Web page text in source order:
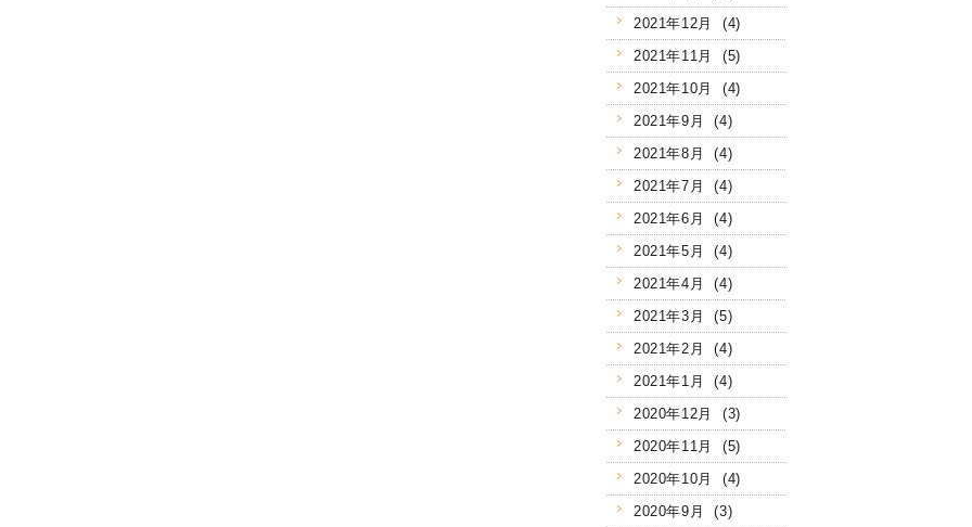
2021年12月 (4)
2021年11月 (5)
2021年10月 (4)
2021年9月 (4)
2021年8月 (4)
2021年7月 (4)
2021年6月 (4)
2021年5月 (4)
2021年4月 (4)
2021年3月 (5)
2021年2月 (4)
2021年1月 (4)
2020年12月 (3)
2020年11月 (5)
2020年10月 (4)
2020年9月 (3)